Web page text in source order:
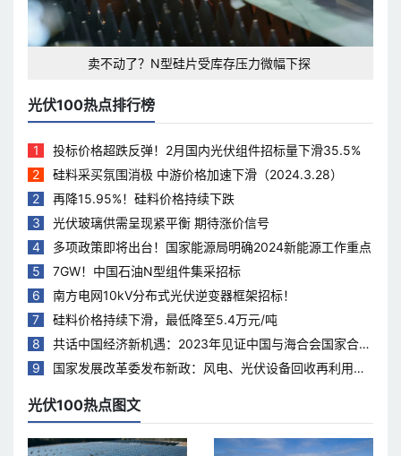
卖不动了？N型硅片受库存压力微幅下探
光伏100热点排行榜
1
投标价格超跌反弹！2月国内光伏组件招标量下滑35.5%
2
硅料采买氛围消极 中游价格加速下滑（2024.3.28）
2
再降15.95%！硅料价格持续下跌
3
光伏玻璃供需呈现紧平衡 期待涨价信号
4
多项政策即将出台！国家能源局明确2024新能源工作重点
5
7GW！中国石油N型组件集采招标
6
南方电网10kV分布式光伏逆变器框架招标！
7
硅料价格持续下滑，最低降至5.4万元/吨
8
共话中国经济新机遇：2023年见证中国与海合会国家合作
热度持续升温
9
国家发展改革委发布新政：风电、光伏设备回收再利用，
光伏100热点图文